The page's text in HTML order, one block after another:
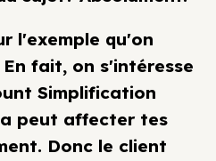
l'exemple qu'on
fait, on s'intéresse
Simplification
peut affecter tes
Donc le client